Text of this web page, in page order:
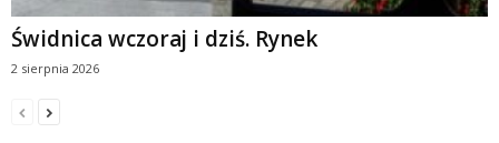
Świdnica wczoraj i dziś. Rynek
2 sierpnia 2026